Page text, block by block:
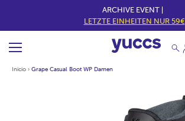
ARCHIVE EVENT |
LETZTE EINHEITEN NUR 59€
Inicio › Grape Casual Boot WP Damen